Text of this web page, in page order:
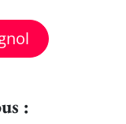
: